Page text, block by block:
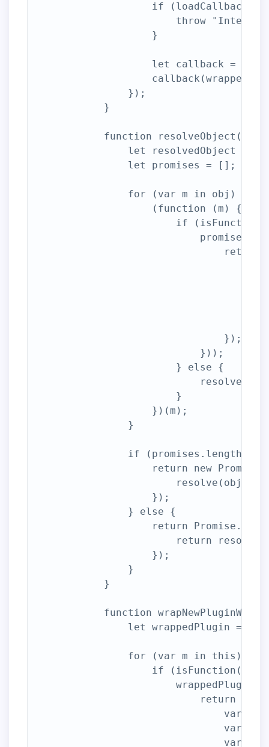
if
throw "Internal
                    }
let callback =
                });
            }
function resolveObject(obj)
let resolvedObject =
                let promises = [];
                for (var m in obj) {
                    (function (m) {
if
return
                                });
                            }));
                        } else {
                        }
                    })(m);
                }
if (promises.length ==
return new
                        resolve(obj);
                    });
                } else {
return
return
                    });
                }
            }
function
                let wrappedPlugin = {};
                for (var m in this) {
if
return
var
var
var